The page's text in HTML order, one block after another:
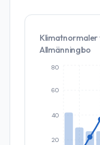
Allmänningbo
20
40
60
80